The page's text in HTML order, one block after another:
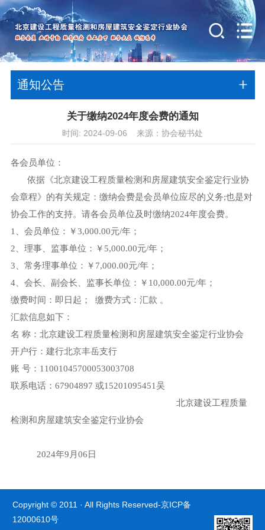
通知公告
关于缴纳2024年度会费的通知
时间: 2024-09-06 来源：协会秘书处
各会员单位：
依据《北京建设工程质量检测和房屋建筑安全鉴定行业协
会章程》的有关规定：缴纳会费是会员单位应尽的义务;也是对
协会工作的支持。请各会员单位及时缴纳2024年度会费。
1、会员单位：￥3,000.00元/年；
2、理事、监事单位：￥5,000.00元/年；
3、常务理事单位：￥7,000.00元/年；
4、会长、副会长、监事长单位：￥10,000.00元/年；
缴费时间：即日起； 缴费方式：汇款 。
汇款信息如下：
名 称：北京建设工程质量检测和房屋建筑安全鉴定行业协会
开户行：建行北京丰岳支行
账 号：11001045700053003708
联系电话：67904897 或15201095451吴
北京建设工程质量
检测和房屋建筑安全鉴定行业协会
2024年9月06日
Copyright © 2011 · All Rights Reserved-京ICP备
12000610号